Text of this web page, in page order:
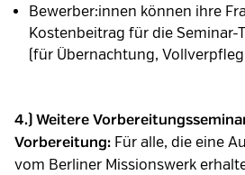
Bewerber:innen können ihre
Kostenbeitrag für die Seminar-
(für Übernachtung,
4.) Weitere
Vorbereitung: Für alle, die eine
vom Berliner Missionswerk